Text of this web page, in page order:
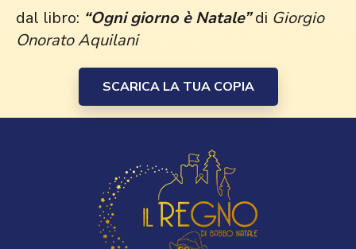
dal libro: “Ogni giorno è Natale”di Giorgio
Onorato Aquilani
SCARICA LA TUA COPIA